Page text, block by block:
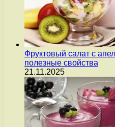
Фруктовый салат с
полезные свойства
21.11.2025